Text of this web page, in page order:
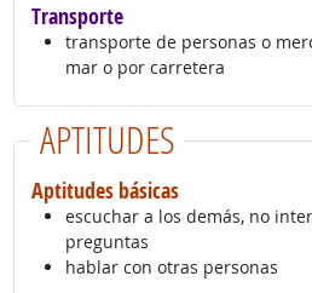
Transporte
transporte de personas o
mar o por carretera
APTITUDES
Aptitudes básicas
escuchar a los demás, no
preguntas
hablar con otras personas